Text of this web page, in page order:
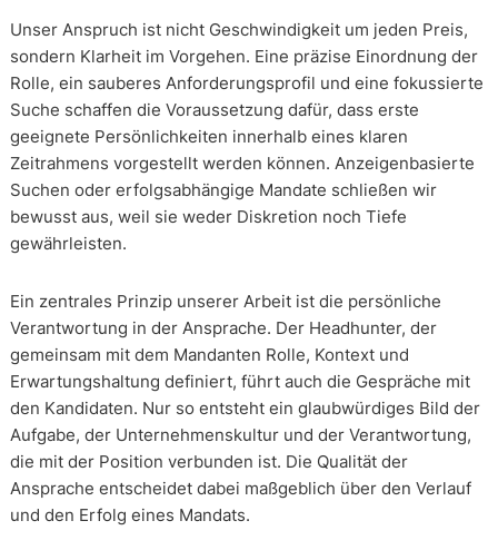
Unser Anspruch ist nicht Geschwindigkeit um jeden Preis,
sondern Klarheit im Vorgehen. Eine präzise Einordnung der
Rolle, ein sauberes Anforderungsprofil und eine fokussierte
Suche schaffen die Voraussetzung dafür, dass erste
geeignete Persönlichkeiten innerhalb eines klaren
Zeitrahmens vorgestellt werden können. Anzeigenbasierte
Suchen oder erfolgsabhängige Mandate schließen wir
bewusst aus, weil sie weder Diskretion noch Tiefe
gewährleisten.
Ein zentrales Prinzip unserer Arbeit ist die persönliche
Verantwortung in der Ansprache. Der Headhunter, der
gemeinsam mit dem Mandanten Rolle, Kontext und
Erwartungshaltung definiert, führt auch die Gespräche mit
den Kandidaten. Nur so entsteht ein glaubwürdiges Bild der
Aufgabe, der Unternehmenskultur und der Verantwortung,
die mit der Position verbunden ist. Die Qualität der
Ansprache entscheidet dabei maßgeblich über den Verlauf
und den Erfolg eines Mandats.